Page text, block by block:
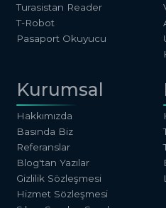
Turasistan Reader
T-Robot
Pasaport Okuyucu
Kurumsal
Hakkımızda
Basında Biz
Referanslar
Blog'tan Yazılar
Gizlilik Sözleşmesi
Hizmet Sözleşmesi